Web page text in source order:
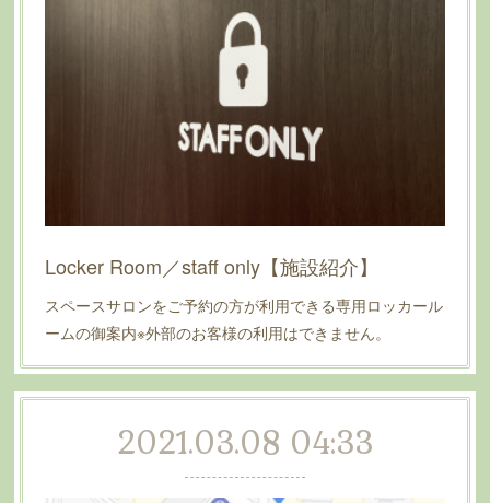
Locker Room／staff only【施設紹介】
スペースサロンをご予約の方が利用できる専用ロッカール
ームの御案内※外部のお客様の利用はできません。
2021.03.08 04:33